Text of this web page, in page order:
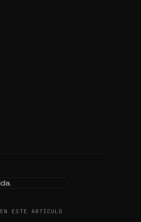
EN ESTE ARTÍCULO